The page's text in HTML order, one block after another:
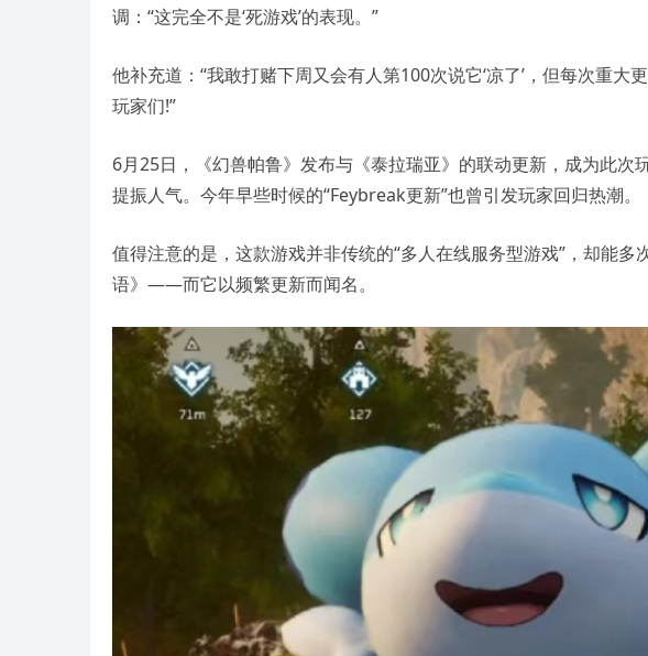
调：“这完全不是‘死游戏’的表现。”
他补充道：“我敢打赌下周又会有人第100次说它‘凉了’，但每次重大
玩家们!”
6月25日，《幻兽帕鲁》发布与《泰拉瑞亚》的联动更新，成为此
提振人气。今年早些时候的“Feybreak更新”也曾引发玩家回归热潮。
值得注意的是，这款游戏并非传统的“多人在线服务型游戏”，却能
语》——而它以频繁更新而闻名。